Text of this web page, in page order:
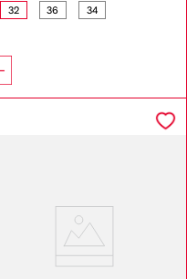
32 36 34